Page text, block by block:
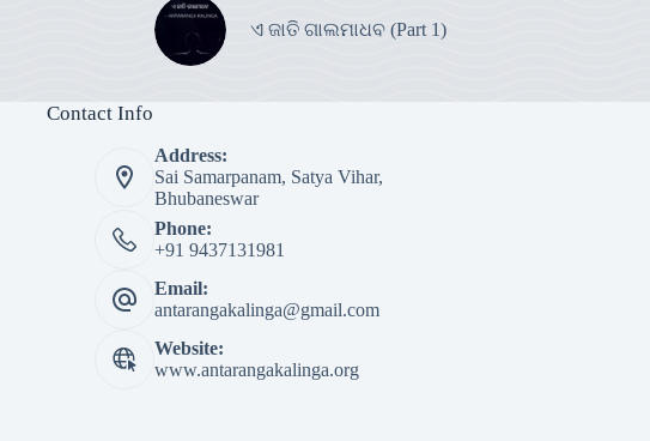
ଏ ଜାତି ଗାଲମାଧବ (Part 1)
Contact Info
Address:
Sai Samarpanam, Satya Vihar,
Bhubaneswar
Phone:
+91 9437131981
Email:
antarangakalinga@gmail.com
Website:
www.antarangakalinga.org